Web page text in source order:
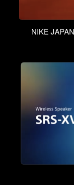
NIKE